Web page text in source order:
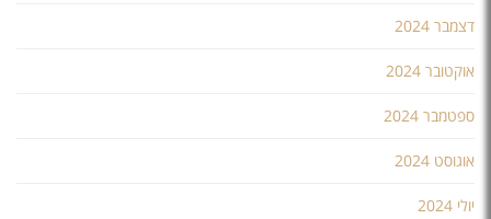
דצמבר 2024
אוקטובר 2024
ספטמבר 2024
אוגוסט 2024
יולי 2024